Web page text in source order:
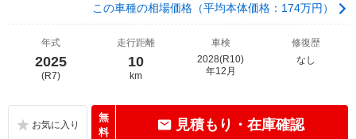
この車種の相場価格（平均本体価格：174万円）
年式
2025
(R7)
走行距離
10
km
車検
2028(R10)
年12月
修復歴
なし
無
料
見積もり・在庫確認